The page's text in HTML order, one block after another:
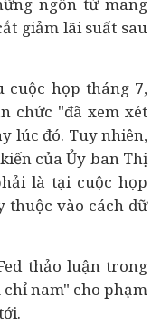
giảm lãi suất sau
cuộc họp tháng 7,
chức "đã xem xét
lúc đó. Tuy nhiên,
của Ủy ban Thị
là tại cuộc họp
thuộc vào cách dữ
thảo luận trong
nam" cho phạm